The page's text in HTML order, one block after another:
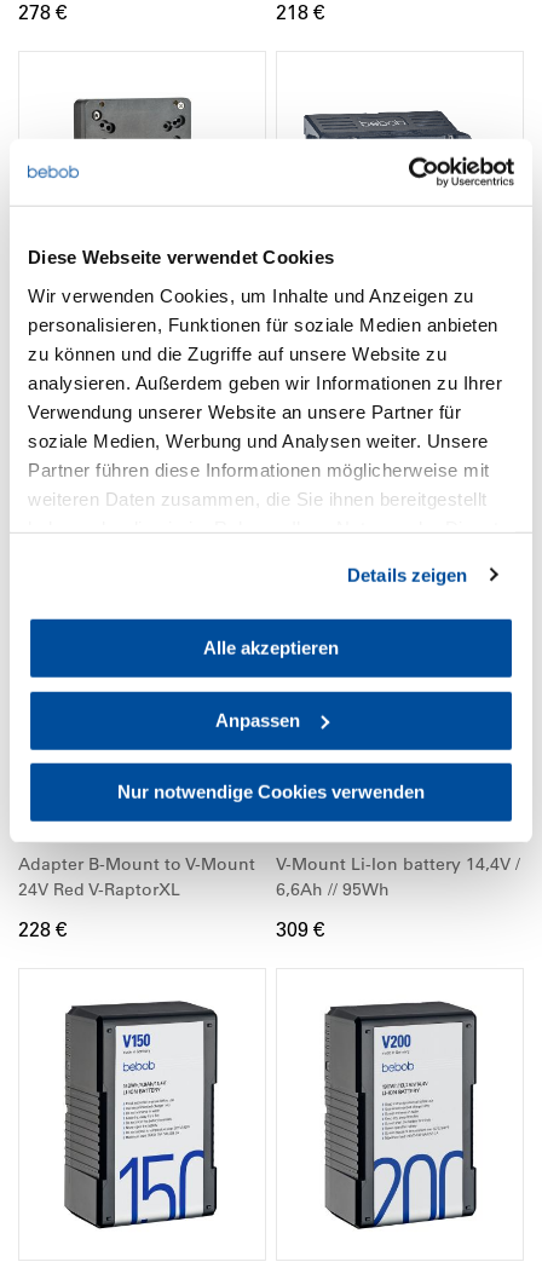
Diese Webseite verwendet Cookies
Wir verwenden Cookies, um Inhalte und Anzeigen zu
personalisieren, Funktionen für soziale Medien anbieten
zu können und die Zugriffe auf unsere Website zu
analysieren. Außerdem geben wir Informationen zu Ihrer
Verwendung unserer Website an unsere Partner für
soziale Medien, Werbung und Analysen weiter. Unsere
Partner führen diese Informationen möglicherweise mit
weiteren Daten zusammen, die Sie ihnen bereitgestellt
Cookies, wenn Sie unsere Webseite weiterhin nutzen.
Details zeigen
Alle akzeptieren
Anpassen
Nur notwendige Cookies verwenden
278 € 218 €
B2Vcine
B-Mount to V-Mount Cine
Battery Adapt. (camera)
198 €
Coco-Modo-V
V-Mount Adapter for RED
Komodo
598 €
B2V-Raptor-XL
Adapter B-Mount to V-Mount
24V Red V-RaptorXL
228 €
V98
V-Mount Li-Ion battery 14,4V /
6,6Ah // 95Wh
309 €